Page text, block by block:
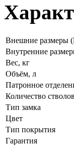
Внешние
Внутренние
Вес, кг
Объём, л
Патронное
Количество стволов
Тип замка
Цвет
Тип покрытия
Гарантия